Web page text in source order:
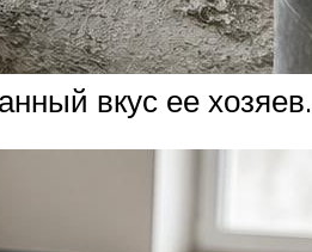
вкус ее хозяев.